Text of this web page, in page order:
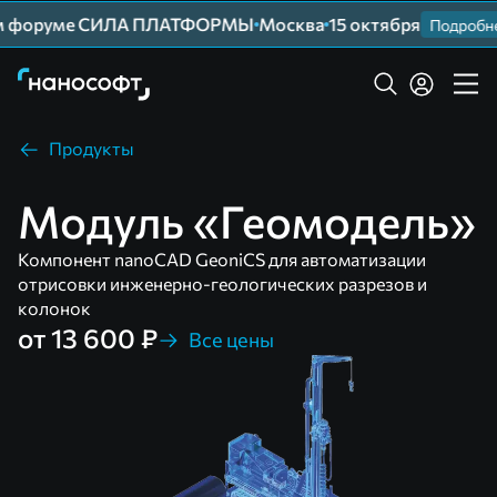
СИЛА ПЛАТФОРМЫ Москва 15 октября Подробнее
Продукты
Модуль «Геомодель»
Компонент nanoCAD GeoniCS для автоматизации
отрисовки инженерно-геологических разрезов и
колонок
от 13 600 ₽ Все цены